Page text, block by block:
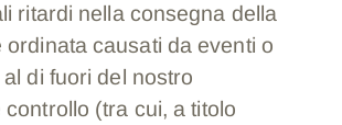
ritardi nella consegna della
ordinata causati da eventi o
di fuori del nostro
(tra cui, a titolo